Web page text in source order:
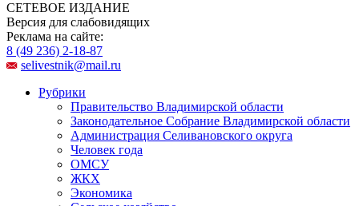
СЕТЕВОЕ ИЗДАНИЕ
Версия для слабовидящих
Реклама на сайте:
8 (49 236) 2-18-87
selivestnik@mail.ru
Рубрики
Правительство Владимирской области
Законодательное Собрание Владимирской области
Администрация Селивановского округа
Человек года
ОМСУ
ЖКХ
Экономика